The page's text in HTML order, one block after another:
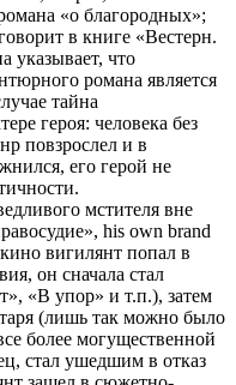
«о благородных»;
в книге «Вестерн.
указывает, что
романа является
тайна
героя: человека без
повзрослел и в
его герой не
мстителя вне
his own brand
вигилянт попал в
он сначала стал
«В упор» и т.п.), затем
(лишь так можно было
более могущественной
стал ушедшим в отказ